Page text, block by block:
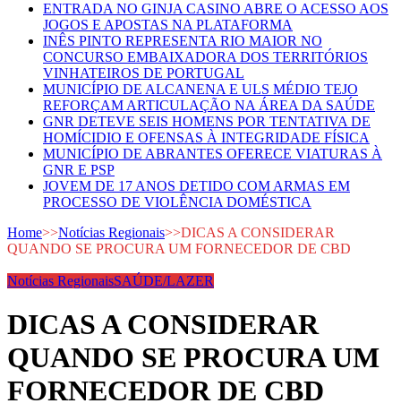
ENTRADA NO GINJA CASINO ABRE O ACESSO AOS
JOGOS E APOSTAS NA PLATAFORMA
INÊS PINTO REPRESENTA RIO MAIOR NO
CONCURSO EMBAIXADORA DOS TERRITÓRIOS
VINHATEIROS DE PORTUGAL
MUNICÍPIO DE ALCANENA E ULS MÉDIO TEJO
REFORÇAM ARTICULAÇÃO NA ÁREA DA SAÚDE
GNR DETEVE SEIS HOMENS POR TENTATIVA DE
HOMÍCIDIO E OFENSAS À INTEGRIDADE FÍSICA
MUNICÍPIO DE ABRANTES OFERECE VIATURAS À
GNR E PSP
JOVEM DE 17 ANOS DETIDO COM ARMAS EM
PROCESSO DE VIOLÊNCIA DOMÉSTICA
Home>>Notícias Regionais>>DICAS A CONSIDERAR
QUANDO SE PROCURA UM FORNECEDOR DE CBD
Notícias RegionaisSAÚDE/LAZER
DICAS A CONSIDERAR
QUANDO SE PROCURA UM
FORNECEDOR DE CBD